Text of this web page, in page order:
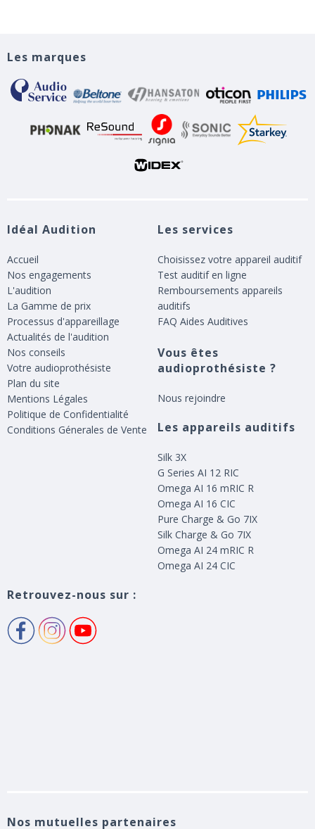
Les marques
Idéal Audition
Accueil
Nos engagements
L'audition
La Gamme de prix
Processus d'appareillage
Actualités de l'audition
Nos conseils
Votre audioprothésiste
Plan du site
Mentions Légales
Politique de Confidentialité
Conditions Génerales de Vente
Les services
Choisissez votre appareil auditif
Test auditif en ligne
Remboursements appareils
auditifs
FAQ Aides Auditives
Vous êtes
audioprothésiste ?
Nous rejoindre
Les appareils auditifs
Silk 3X
G Series AI 12 RIC
Omega AI 16 mRIC R
Omega AI 16 CIC
Pure Charge & Go 7IX
Silk Charge & Go 7IX
Omega AI 24 mRIC R
Omega AI 24 CIC
Retrouvez-nous sur :
Nos mutuelles partenaires